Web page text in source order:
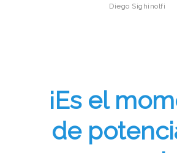
Diego Sighinolfi
¡Es el
de